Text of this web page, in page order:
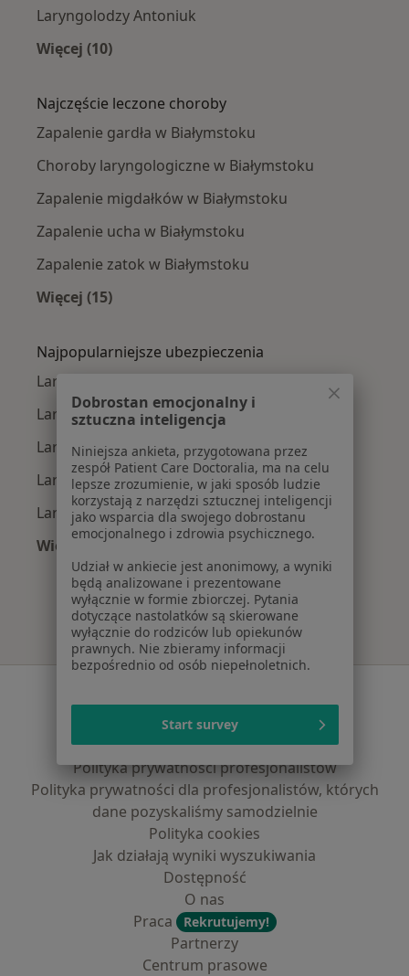
Laryngolodzy Antoniuk
Więcej (10)
Najczęście leczone choroby
Zapalenie gardła w Białymstoku
Choroby laryngologiczne w Białymstoku
Zapalenie migdałków w Białymstoku
Zapalenie ucha w Białymstoku
Zapalenie zatok w Białymstoku
Więcej (15)
Najpopularniejsze ubezpieczenia
Laryngolodzy z PZU Zdrowie w Białymstoku
Laryngolodzy z Compensa w Białymstoku
Laryngolodzy z Enel-med w Białymstoku
Laryngolodzy z Allianz w Białymstoku
Laryngolodzy z POLMED w Białymstoku
Więcej (2)
Więcej w kategorii: Najpopularniejsze
Regulamin
Polityka prywatności pacjentów
Polityka prywatności profesjonalistów
Polityka prywatności dla profesjonalistów, których
dane pozyskaliśmy samodzielnie
Polityka cookies
Jak działają wyniki wyszukiwania
Dostępność
O nas
Praca
Rekrutujemy!
Partnerzy
Centrum prasowe
Dobrostan emocjonalny i
sztuczna inteligencja
Niniejsza ankieta, przygotowana przez
zespół Patient Care Doctoralia, ma na celu
lepsze zrozumienie, w jaki sposób ludzie
korzystają z narzędzi sztucznej inteligencji
jako wsparcia dla swojego dobrostanu
emocjonalnego i zdrowia psychicznego.
Udział w ankiecie jest anonimowy, a wyniki
będą analizowane i prezentowane
wyłącznie w formie zbiorczej. Pytania
dotyczące nastolatków są skierowane
wyłącznie do rodziców lub opiekunów
prawnych. Nie zbieramy informacji
bezpośrednio od osób niepełnoletnich.
Start survey